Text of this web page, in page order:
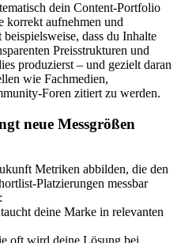
dein Content-Portfolio
korrekt aufnehmen und
dass du Inhalte
Preisstrukturen und
produzierst – und gezielt daran
wie Fachmedien,
Foren zitiert zu werden.
neue Messgrößen
Metriken abbilden, die den
Platzierungen messbar
deine Marke in relevanten
oft wird deine Lösung bei